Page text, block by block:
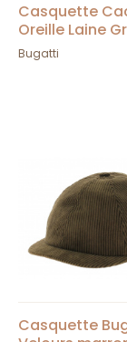
Casquette
Oreille Laine
Traclet
Bugatti
Casquette